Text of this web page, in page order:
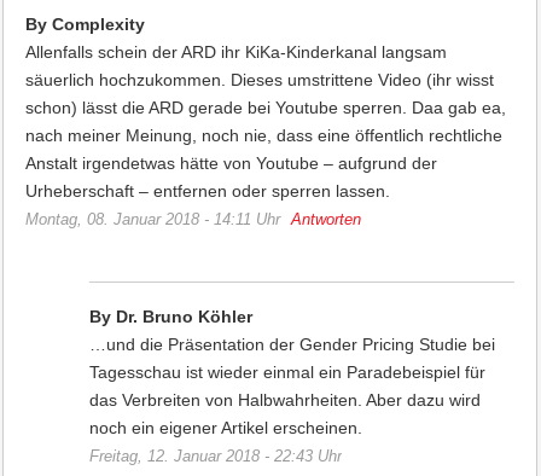
By Complexity
Allenfalls schein der ARD ihr KiKa-Kinderkanal langsam
säuerlich hochzukommen. Dieses umstrittene Video (ihr wisst
schon) lässt die ARD gerade bei Youtube sperren. Daa gab ea,
nach meiner Meinung, noch nie, dass eine öffentlich rechtliche
Anstalt irgendetwas hätte von Youtube – aufgrund der
Urheberschaft – entfernen oder sperren lassen.
Montag, 08. Januar 2018 - 14:11 Uhr Antworten
By Dr. Bruno Köhler
…und die Präsentation der Gender Pricing Studie bei
Tagesschau ist wieder einmal ein Paradebeispiel für
das Verbreiten von Halbwahrheiten. Aber dazu wird
noch ein eigener Artikel erscheinen.
Freitag, 12. Januar 2018 - 22:43 Uhr